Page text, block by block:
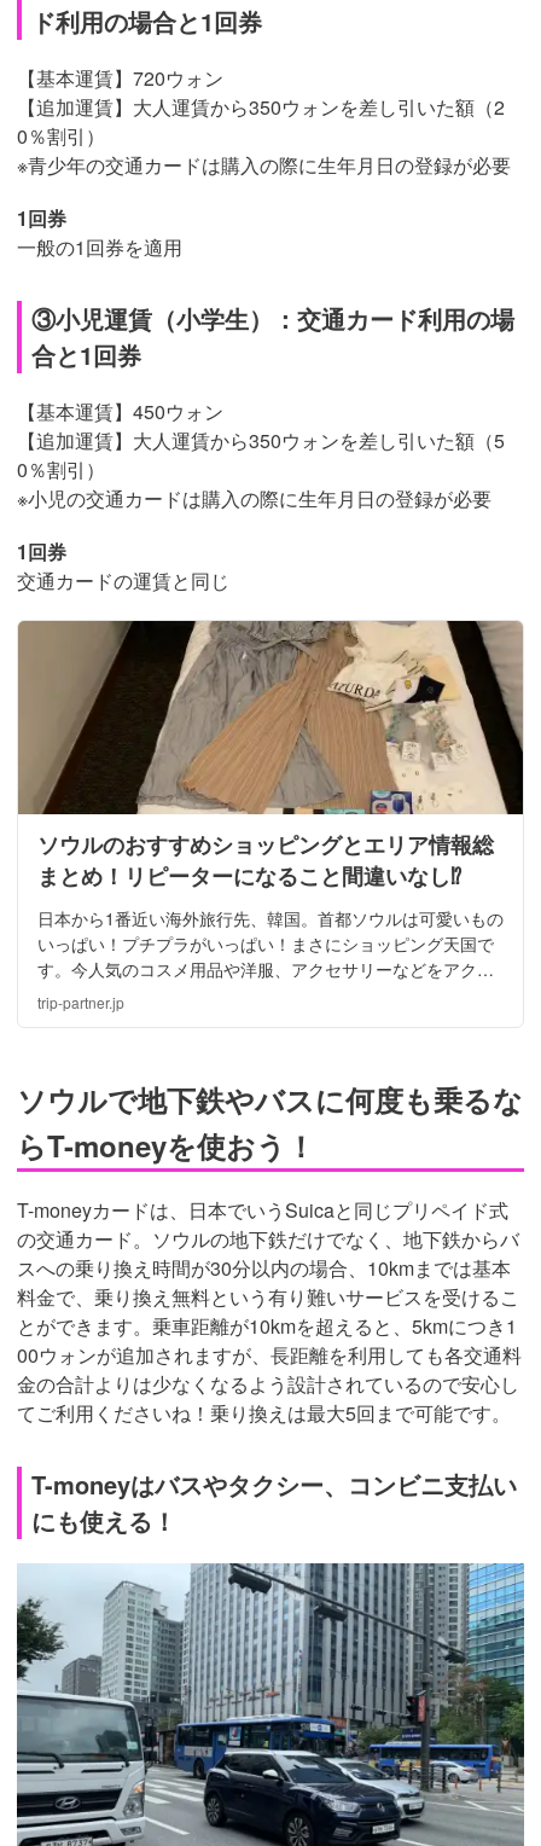
ド利用の場合と1回券
【基本運賃】720ウォン
【追加運賃】大人運賃から350ウォンを差し引いた額（2
0％割引）
※青少年の交通カードは購入の際に生年月日の登録が必要
1回券
一般の1回券を適用
③小児運賃（小学生）：交通カード利用の場
合と1回券
【基本運賃】450ウォン
【追加運賃】大人運賃から350ウォンを差し引いた額（5
0％割引）
※小児の交通カードは購入の際に生年月日の登録が必要
1回券
交通カードの運賃と同じ
ソウルのおすすめショッピングとエリア情報総
まとめ！リピーターになること間違いなし⁉
日本から1番近い海外旅行先、韓国。首都ソウルは可愛いもの
いっぱい！プチプラがいっぱい！まさにショッピング天国で
す。今人気のコスメ用品や洋服、アクセサリーなどをアクセ
ス方法と共にいろいろご紹介しますので、ぜひソウルでおト
クなプチプラショッピングを楽しんできて下さいね。
trip-partner.jp
ソウルで地下鉄やバスに何度も乗るな
らT-moneyを使おう！
T-moneyカードは、日本でいうSuicaと同じプリペイド式
の交通カード。ソウルの地下鉄だけでなく、地下鉄からバ
スへの乗り換え時間が30分以内の場合、10kmまでは基本
料金で、乗り換え無料という有り難いサービスを受けるこ
とができます。乗車距離が10kmを超えると、5kmにつき1
00ウォンが追加されますが、長距離を利用しても各交通料
金の合計よりは少なくなるよう設計されているので安心し
てご利用くださいね！乗り換えは最大5回まで可能です。
T-moneyはバスやタクシー、コンビニ支払い
にも使える！